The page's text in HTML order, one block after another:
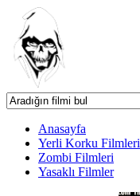
Anasayfa
Yerli Korku Filmleri
Zombi Filmleri
Yasaklı Filmler